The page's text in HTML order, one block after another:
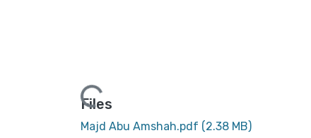
Loading...
Files
Majd Abu Amshah.pdf (2.38 MB)